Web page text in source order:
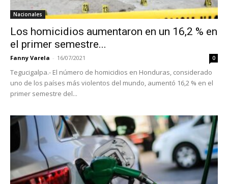
Nacionales
Los homicidios aumentaron en un 16,2 % en
el primer semestre...
Fanny Varela - 16/07/2021 0
Tegucigalpa.- El número de homicidios en Honduras, considerado
uno de los países más violentos del mundo, aumentó 16,2 % en el
primer semestre del...